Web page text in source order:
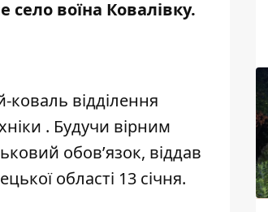
воїна Ковалівку.
відділення
. Будучи вірним
обов’язок, віддав
області 13 січня.